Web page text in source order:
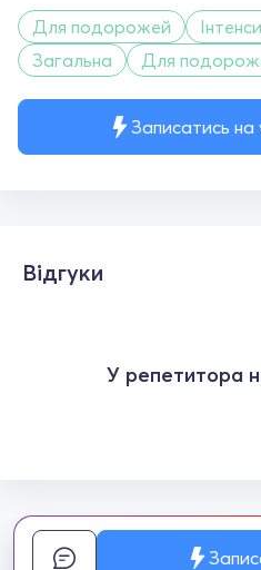
Записатись на
Для подорожей
Загальна
Для
Відгуки
У репетитора